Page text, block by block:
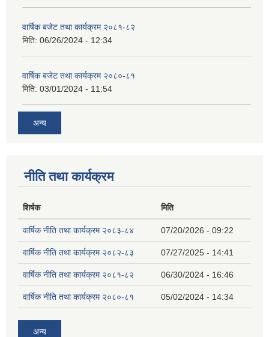
वार्षिक बजेट तथा कार्यक्रम २०८१-८२
मिति: 06/26/2024 - 12:34
वार्षिक बजेट तथा कार्यक्रम २०८०-८१
मिति: 03/01/2024 - 11:54
अन्य
नीति तथा कार्यक्रम
शिर्षक मिति
वार्षिक नीति तथा कार्यक्रम २०८३-८४ 07/20/2026 - 09:22
वार्षिक नीति तथा कार्यक्रम २०८२-८३ 07/27/2025 - 14:41
वार्षिक नीति तथा कार्यक्रम २०८१-८२ 06/30/2024 - 16:46
वार्षिक नीति तथा कार्यक्रम २०८०-८१ 05/02/2024 - 14:34
अन्य